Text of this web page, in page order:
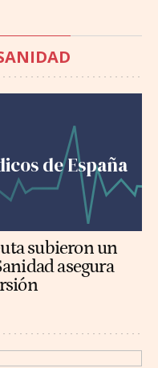
de España
subieron un
asegura